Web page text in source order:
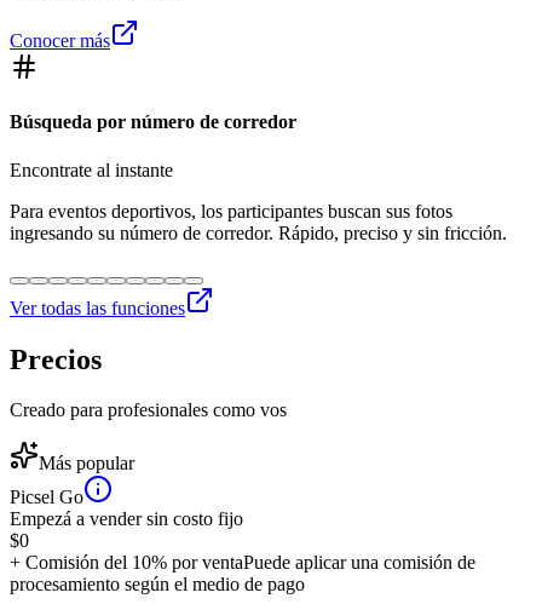
Conocer más
Búsqueda por número de corredor
Encontrate al instante
Para eventos deportivos, los participantes buscan sus fotos
ingresando su número de corredor. Rápido, preciso y sin fricción.
Ver todas las funciones
Precios
Creado para profesionales como vos
Más popular
Picsel Go
Empezá a vender sin costo fijo
$0
+ Comisión del 10% por ventaPuede aplicar una comisión de
procesamiento según el medio de pago